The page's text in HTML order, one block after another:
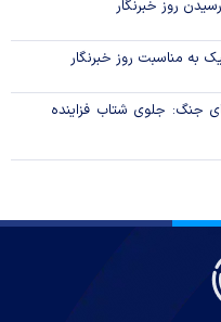
روز خبرنگار
به مناسبت روز خبرنگار
جنگ: جلوی شتاب فزاینده